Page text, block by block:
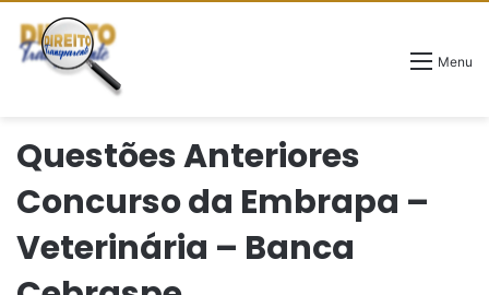
Menu
Questões Anteriores
Concurso da Embrapa –
Veterinária – Banca